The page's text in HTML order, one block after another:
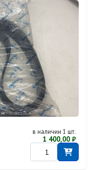
в наличии 1 шт.
1 400,00 ₽